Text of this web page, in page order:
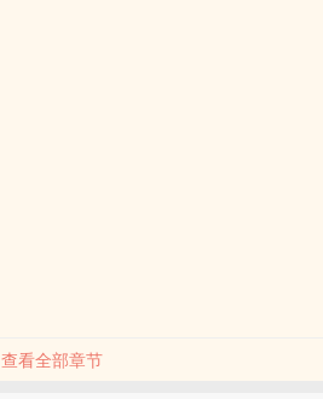
查看全部章节